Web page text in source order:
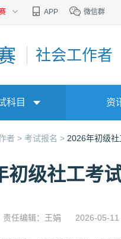
APP 微信群
社会工作者
科目 资
者 > 考试报名 > 2026年初级
初级社工考
责任编辑：王娟 2026-05-11